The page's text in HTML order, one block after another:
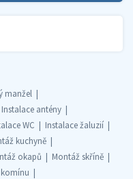
manžel
Instalace antény
WC
Instalace žaluzií
kuchyně
okapů
Montáž skříně